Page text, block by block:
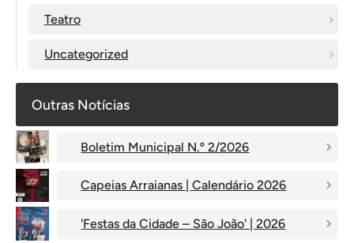
Teatro
Uncategorized
Outras Notícias
Boletim Municipal N.º 2/2026
Capeias Arraianas | Calendário 2026
'Festas da Cidade – São João' | 2026